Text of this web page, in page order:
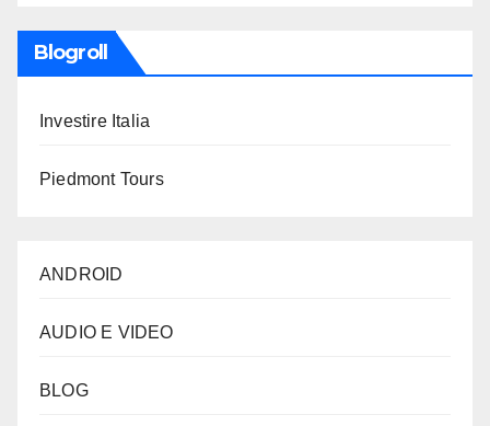
Blogroll
Investire Italia
Piedmont Tours
ANDROID
AUDIO E VIDEO
BLOG